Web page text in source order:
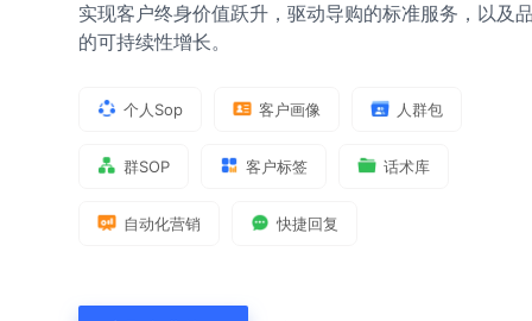
实现客户终身价值跃升，驱动导购的标准服务，以及
的可持续性增长。
个人Sop 客户画像 人群包
群SOP 客户标签 话术库
自动化营销 快捷回复